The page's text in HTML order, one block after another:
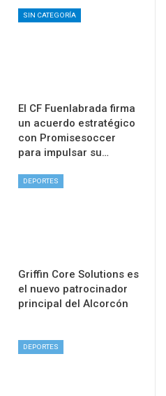
SIN CATEGORÍA
El CF Fuenlabrada firma
un acuerdo estratégico
con Promisesoccer
para impulsar su…
DEPORTES
Griffin Core Solutions es
el nuevo patrocinador
principal del Alcorcón
DEPORTES